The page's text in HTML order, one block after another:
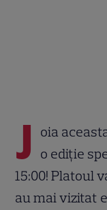
J
oia
o ediție
15:00! Platoul
au mai vizitat